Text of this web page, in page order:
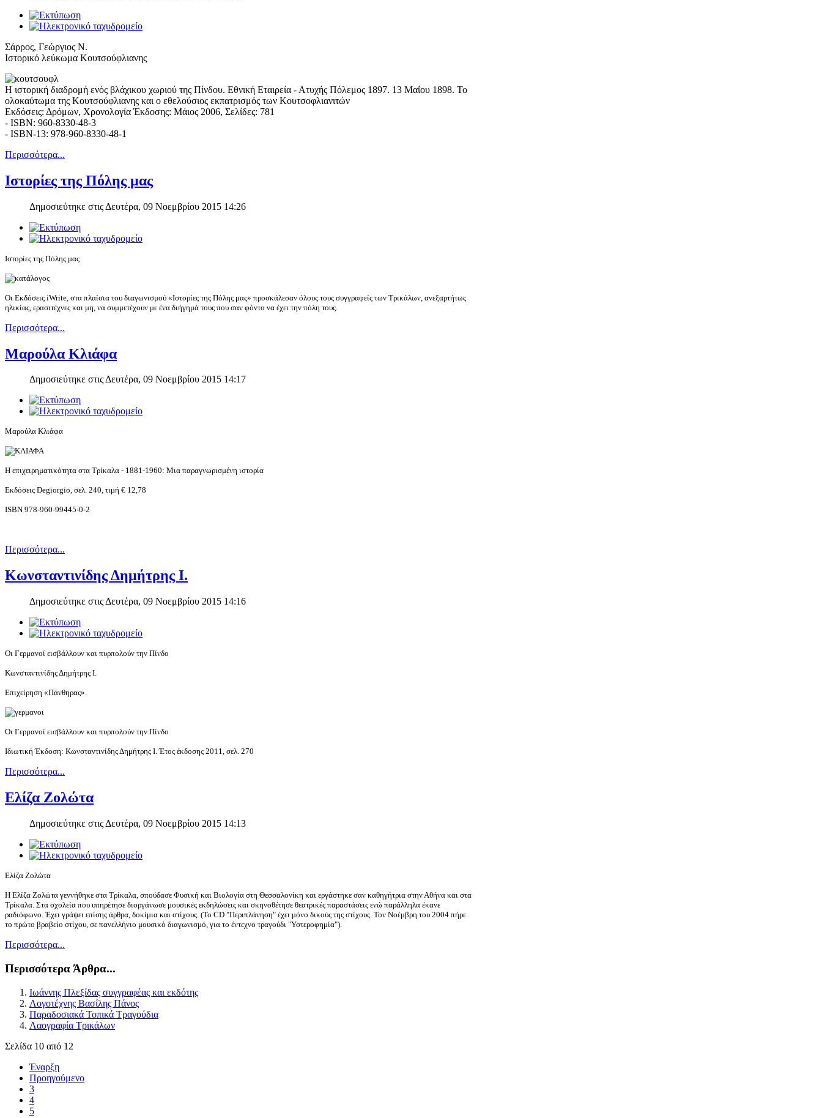
Σάρρος, Γεώργιος Ν.
Ιστορικό λεύκωμα Κουτσούφλιανης
Η ιστορική διαδρομή ενός βλάχικου χωριού της Πίνδου. Εθνική Εταιρεία - Ατυχής Πόλεμος 1897. 13 Μαΐου 1898. Το
ολοκαύτωμα της Κουτσούφλιανης και ο εθελούσιος εκπατρισμός των Κουτσοφλιανιτών
Εκδόσεις: Δρόμων, Χρονολογία Έκδοσης: Μάιος 2006, Σελίδες: 781
- ISBN: 960-8330-48-3
- ISBN-13: 978-960-8330-48-1
Περισσότερα...
Ιστορίες της Πόλης μας
Δημοσιεύτηκε στις Δευτέρα, 09 Νοεμβρίου 2015 14:26
Ιστορίες της Πόλης μας
Οι Εκδόσεις iWrite, στα πλαίσια του διαγωνισμού «Ιστορίες της Πόλης μας» προσκάλεσαν όλους τους συγγραφείς των Τρικάλων, ανεξαρτήτως
ηλικίας, ερασιτέχνες και μη, να συμμετέχουν με ένα διήγημά τους που σαν φόντο να έχει την πόλη τους.
Περισσότερα...
Μαρούλα Κλιάφα
Δημοσιεύτηκε στις Δευτέρα, 09 Νοεμβρίου 2015 14:17
Μαρούλα Κλιάφα
Η επιχειρηματικότητα στα Τρίκαλα - 1881-1960: Μια παραγνωρισμένη ιστορία
Εκδόσεις Degiorgio, σελ. 240, τιμή € 12,78
ISBN 978-960-99445-0-2
Περισσότερα...
Κωνσταντινίδης Δημήτρης Ι.
Δημοσιεύτηκε στις Δευτέρα, 09 Νοεμβρίου 2015 14:16
Οι Γερμανοί εισβάλλουν και πυρπολούν την Πίνδο
Κωνσταντινίδης Δημήτρης Ι.
Επιχείρηση «Πάνθηρας».
Οι Γερμανοί εισβάλλουν και πυρπολούν την Πίνδο
Ιδιωτική Έκδοση: Κωνσταντινίδης Δημήτρης Ι. Έτος έκδοσης 2011, σελ. 270
Περισσότερα...
Ελίζα Ζολώτα
Δημοσιεύτηκε στις Δευτέρα, 09 Νοεμβρίου 2015 14:13
Ελίζα Ζολώτα
Η Ελίζα Ζολώτα γεννήθηκε στα Τρίκαλα, σπούδασε Φυσική και Βιολογία στη Θεσσαλονίκη και εργάστηκε σαν καθηγήτρια στην Αθήνα και στα
Τρίκαλα. Στα σχολεία που υπηρέτησε διοργάνωσε μουσικές εκδηλώσεις και σκηνοθέτησε θεατρικές παραστάσεις ενώ παράλληλα έκανε
ραδιόφωνο. Έχει γράψει επίσης άρθρα, δοκίμια και στίχους. (Το CD "Περιπλάνηση" έχει μόνο δικούς της στίχους. Τον Νοέμβρη του 2004 πήρε
το πρώτο βραβείο στίχου, σε πανελλήνιο μουσικό διαγωνισμό, για το έντεχνο τραγούδι "Υστεροφημία").
Περισσότερα...
Περισσότερα Άρθρα...
Ιωάννης Πλεξίδας συγγραφέας και εκδότης
Λογοτέχνης Βασίλης Πάνος
Παραδοσιακά Τοπικά Τραγούδια
Λαογραφία Τρικάλων
Σελίδα 10 από 12
Έναρξη
Προηγούμενο
3
4
5